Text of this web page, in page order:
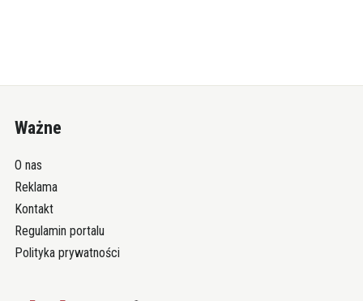
Ważne
O nas
Reklama
Kontakt
Regulamin portalu
Polityka prywatności